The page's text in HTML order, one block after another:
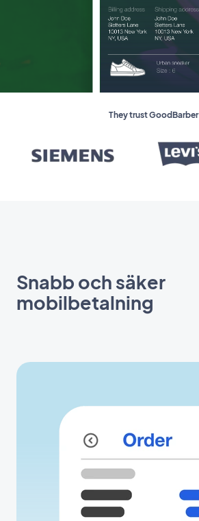
They trust GoodBarber
Snabb och säker
mobilbetalning